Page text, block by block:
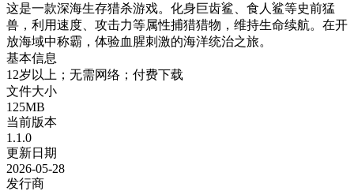
这是一款深海生存猎杀游戏。化身巨齿鲨、食人鲨等史前猛
兽，利用速度、攻击力等属性捕猎猎物，维持生命续航。在开
放海域中称霸，体验血腥刺激的海洋统治之旅。
基本信息
12岁以上；无需网络；付费下载
文件大小
125MB
当前版本
1.1.0
更新日期
2026-05-28
发行商